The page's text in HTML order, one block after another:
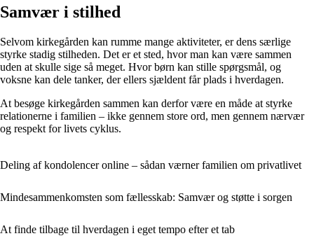
Samvær i stilhed
Selvom kirkegården kan rumme mange aktiviteter, er dens særlige
styrke stadig stilheden. Det er et sted, hvor man kan være sammen
uden at skulle sige så meget. Hvor børn kan stille spørgsmål, og
voksne kan dele tanker, der ellers sjældent får plads i hverdagen.
At besøge kirkegården sammen kan derfor være en måde at styrke
relationerne i familien – ikke gennem store ord, men gennem nærvær
og respekt for livets cyklus.
Deling af kondolencer online – sådan værner familien om privatlivet
Mindesammenkomsten som fællesskab: Samvær og støtte i sorgen
At finde tilbage til hverdagen i eget tempo efter et tab